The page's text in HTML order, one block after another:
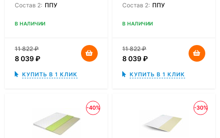
Состав 2: ППУ
В НАЛИЧИИ
11 822₽
8 039₽
КУПИТЬ В 1 КЛИК
Состав 2: ППУ
В НАЛИЧИИ
11 822₽
8 039₽
КУПИТЬ В 1 КЛИК
-40% -30%